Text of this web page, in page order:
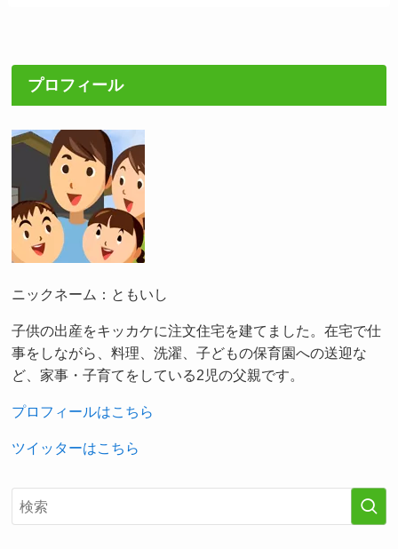
プロフィール
ニックネーム：ともいし
子供の出産をキッカケに注文住宅を建てました。在宅で仕
事をしながら、料理、洗濯、子どもの保育園への送迎な
ど、家事・子育てをしている2児の父親です。
プロフィールはこちら
ツイッターはこちら